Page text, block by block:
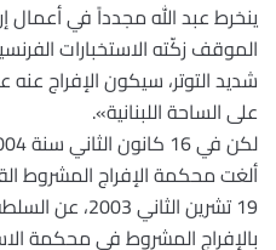
ينخرط عبد الله مجدداً في أعمال
الموقف زكّته الاستخبارات
شديد التوتر، سيكون الإفراج عنه
على الساحة اللبنانية».
ألغت محكمة الإفراج المشروط
19 تشرين الثاني